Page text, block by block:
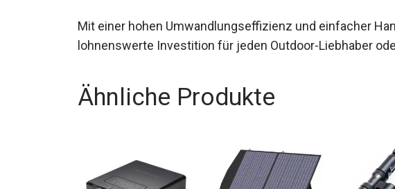
Mit einer hohen Umwandlungseffizienz und einfacher
lohnenswerte Investition für jeden Outdoor-Liebhaber
Ähnliche Produkte